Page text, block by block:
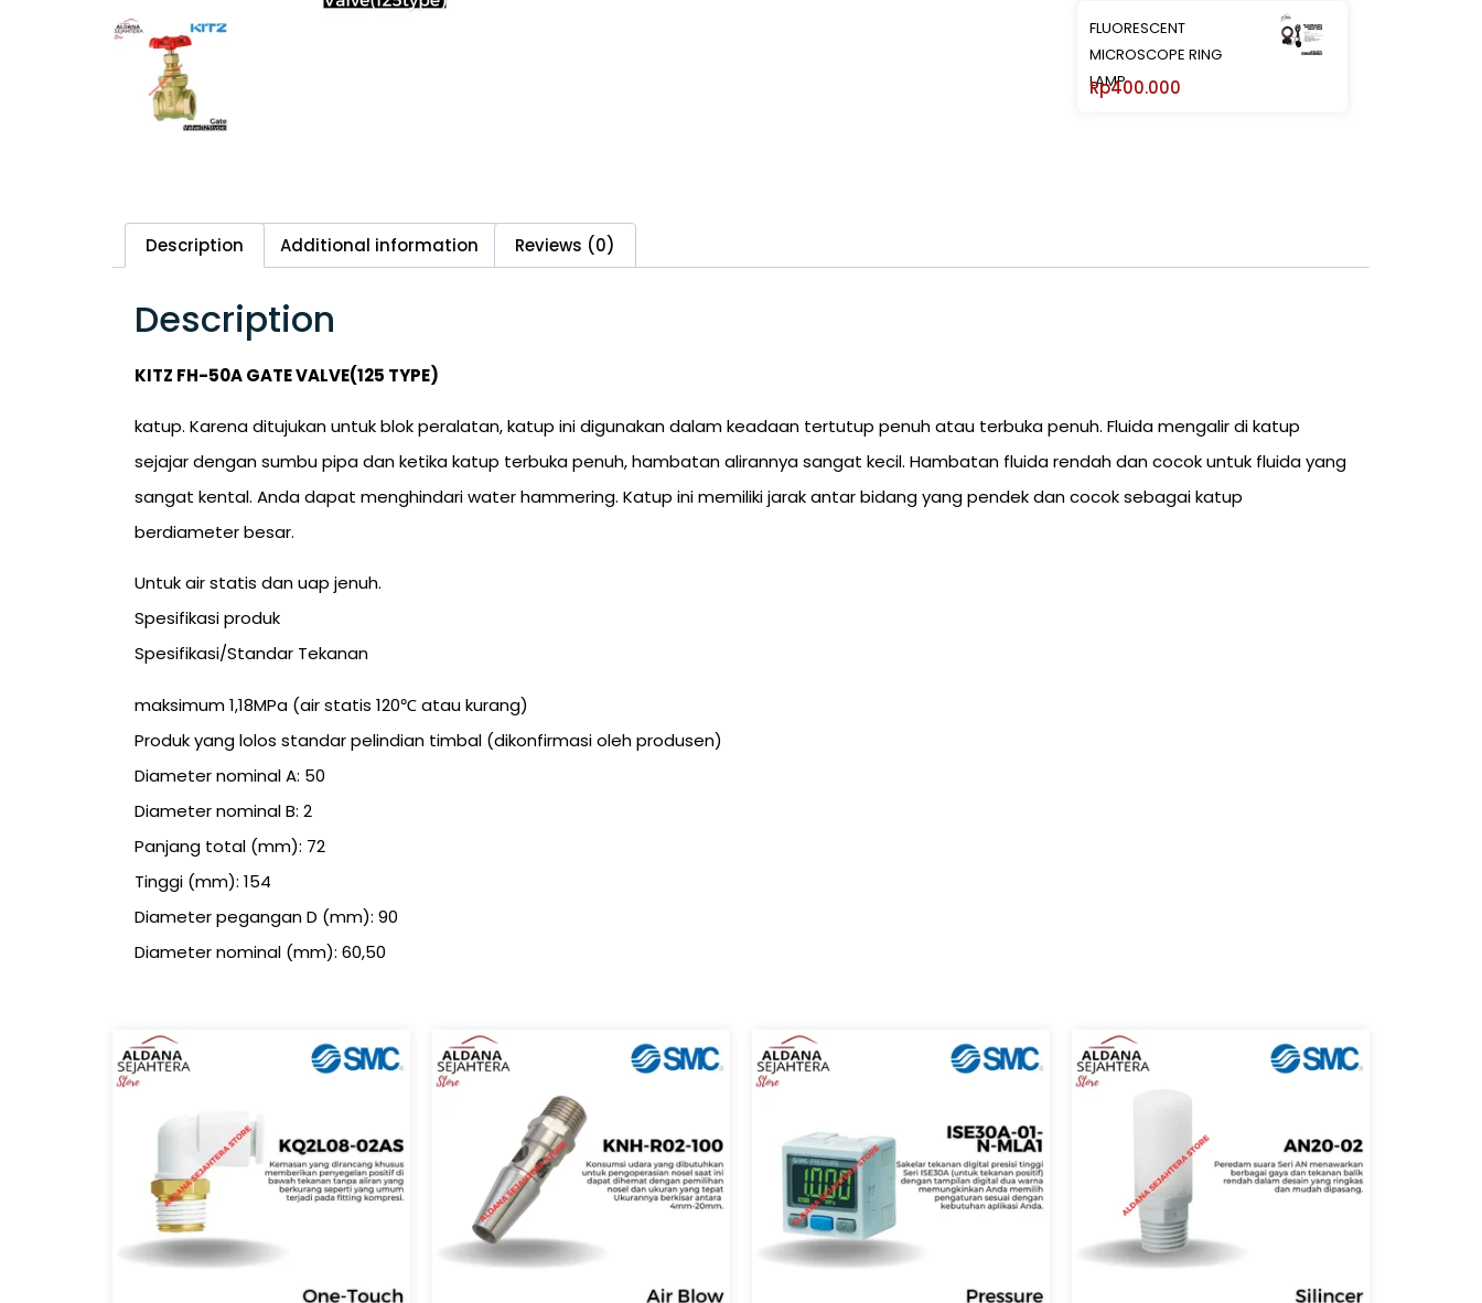
FLUORESCENT
MICROSCOPE RING
LAMP
Rp400.000
Description Additional information Reviews (0)
Description
KITZ FH-50A GATE VALVE(125 TYPE)
katup. Karena ditujukan untuk blok peralatan, katup ini digunakan dalam keadaan tertutup penuh atau terbuka penuh. Fluida mengalir di katup
sejajar dengan sumbu pipa dan ketika katup terbuka penuh, hambatan alirannya sangat kecil. Hambatan fluida rendah dan cocok untuk fluida yang
sangat kental. Anda dapat menghindari water hammering. Katup ini memiliki jarak antar bidang yang pendek dan cocok sebagai katup
berdiameter besar.
Untuk air statis dan uap jenuh.
Spesifikasi produk
Spesifikasi/Standar Tekanan
maksimum 1,18MPa (air statis 120℃ atau kurang)
Produk yang lolos standar pelindian timbal (dikonfirmasi oleh produsen)
Diameter nominal A: 50
Diameter nominal B: 2
Panjang total (mm): 72
Tinggi (mm): 154
Diameter pegangan D (mm): 90
Diameter nominal (mm): 60,50